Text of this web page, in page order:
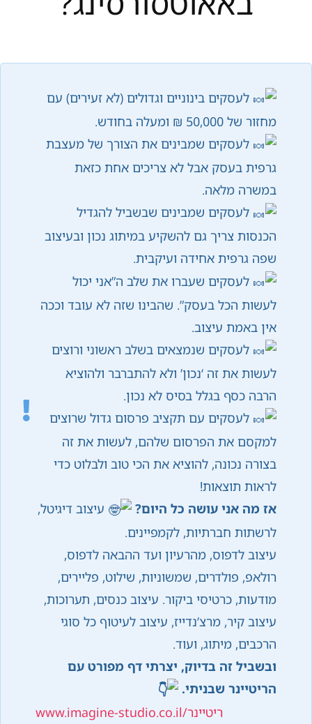
לעסקים בינוניים וגדולים (לא זעירים) עם
מחזור של 50,000 ₪ ומעלה בחודש.
לעסקים שמבינים את הצורך של מעצבת
גרפית בעסק אבל לא צריכים אחת כזאת
במשרה מלאה.
לעסקים שמבינים שבשביל להגדיל
הכנסות צריך גם להשקיע במיתוג נכון ובעיצוב
שפה גרפית אחידה ועיקבית.
לעסקים שעברו את שלב ה”אני יכול
לעשות הכל בעסק”. שהבינו שזה לא עובד וככה
אין באמת עיצוב.
לעסקים שנמצאים בשלב ראשוני ורוצים
לעשות את זה ‘נכון’ ולא להתברבר ולהוציא
הרבה כסף בגלל בסיס לא נכון.
לעסקים עם תקציב פרסום גדול שרוצים
למקסם את הפרסום שלהם, לעשות את זה
בצורה נכונה, להוציא את הכי טוב ולבלוט כדי
לראות תוצאות!
אז מה אני עושה כל היום?
עיצוב דיגיטל,
לרשתות חברתיות, לקמפיינים.
עיצוב לדפוס, מהרעיון ועד ההבאה לדפוס,
רולאפ, פולדרים, שמשוניות, שילוט, פליירים,
מודעות, כרטיסי ביקור. עיצוב כנסים, תערוכות,
עיצוב קיר, מרצ’נדייז, עיצוב לעיטוף כל סוגי
הרכבים, מיתוג, ועוד.
ובשביל זה בדיוק, יצרתי דף מפורט עם
הריטיינר שבניתי.
www.imagine-studio.co.il/ריטיינר